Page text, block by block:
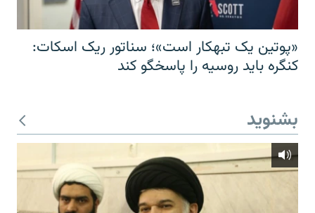
«پوتین یک تبهکار است»؛ سناتور ریک اسکات:
کنگره باید روسیه را پاسخگو کند
بشنوید